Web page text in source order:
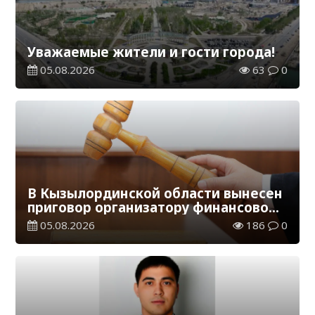
Уважаемые жители и гости города!
05.08.2026 63 0
В Кызылординской области вынесен
приговор организатору финансовой
пирамиды
05.08.2026 186 0